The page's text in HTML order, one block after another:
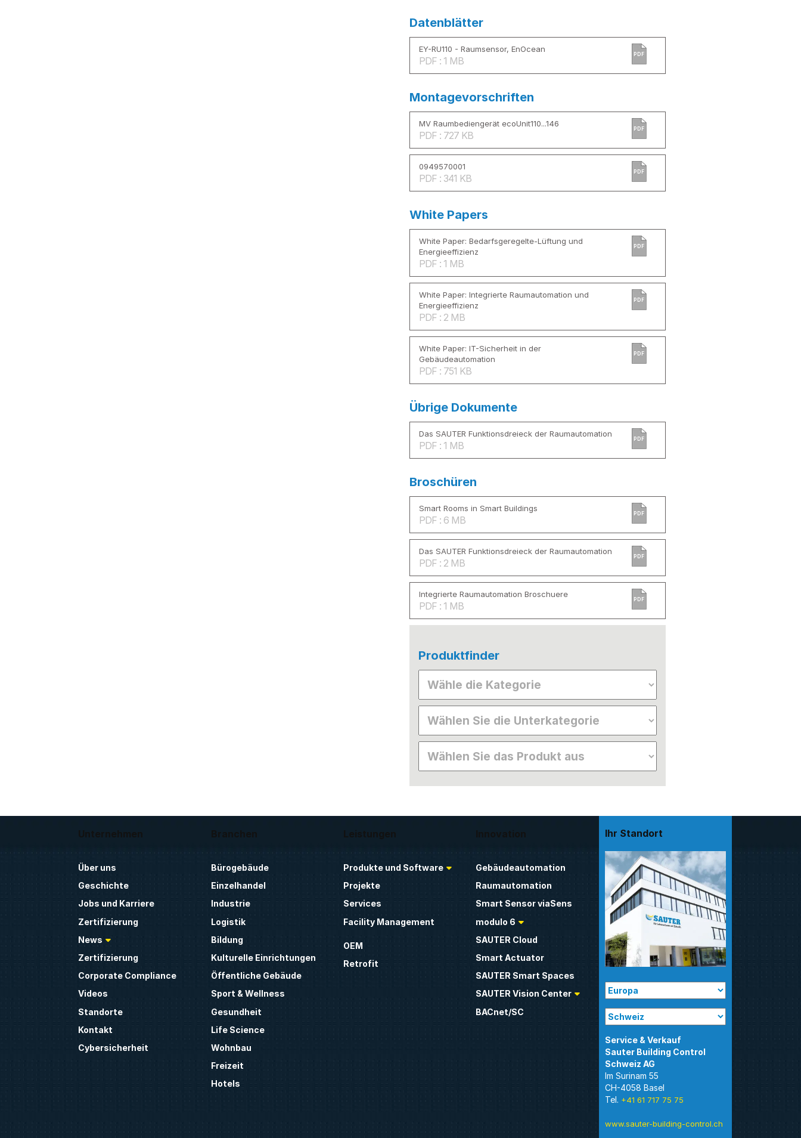
Datenblätter
EY-RU110 - Raumsensor, EnOcean
PDF : 1 MB
PDF
Montagevorschriften
MV Raumbediengerät ecoUnit110...146
PDF : 727 KB
PDF
0949570001
PDF : 341 KB
PDF
White Papers
White Paper: Bedarfsgeregelte-Lüftung und
Energieeffizienz
PDF : 1 MB
PDF
White Paper: Integrierte Raumautomation und
Energieeffizienz
PDF : 2 MB
PDF
White Paper: IT-Sicherheit in der
Gebäudeautomation
PDF : 751 KB
PDF
Übrige Dokumente
Das SAUTER Funktionsdreieck der Raumautomation
PDF : 1 MB
PDF
Broschüren
Smart Rooms in Smart Buildings
PDF : 6 MB
PDF
Das SAUTER Funktionsdreieck der Raumautomation
PDF : 2 MB
PDF
Integrierte Raumautomation Broschuere
PDF : 1 MB
PDF
Produktfinder
Unternehmen
Über uns
Geschichte
Jobs und Karriere
Zertifizierung
News
Zertifizierung
Corporate Compliance
Videos
Standorte
Kontakt
Cybersicherheit
Branchen
Bürogebäude
Einzelhandel
Industrie
Logistik
Bildung
Kulturelle Einrichtungen
Öffentliche Gebäude
Sport & Wellness
Gesundheit
Life Science
Wohnbau
Freizeit
Hotels
Leistungen
Produkte und Software
Projekte
Services
Facility Management
OEM
Retrofit
Innovation
Gebäudeautomation
Raumautomation
Smart Sensor viaSens
modulo 6
SAUTER Cloud
Smart Actuator
SAUTER Smart Spaces
SAUTER Vision Center
BACnet/SC
Ihr Standort
Sauter Building Control
Im Surinam 55
CH-4058 Basel
Tel. +41 61 717 75 75
www.sauter-building-control.ch